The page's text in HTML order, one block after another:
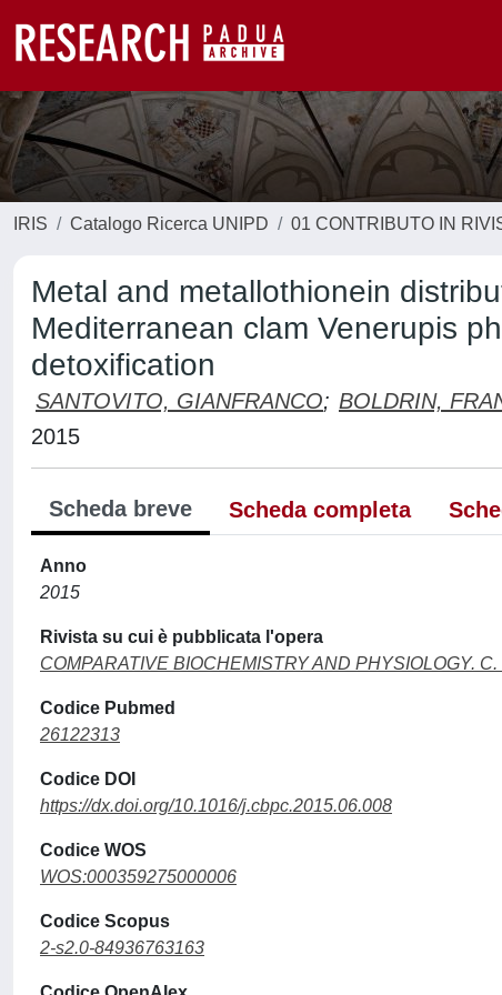
IRIS Catalogo Ricerca UNIPD 01 CONTRIBUTO IN
Metal and metallothionein
Mediterranean clam Venerupis
detoxification
SANTOVITO, GIANFRANCO; BOLDRIN,
2015
Scheda breve Scheda completa
Anno
2015
Rivista su cui è pubblicata l'opera
COMPARATIVE BIOCHEMISTRY AND PHYSIOLOGY.
Codice Pubmed
26122313
Codice DOI
https://dx.doi.org/10.1016/j.cbpc.2015.06.008
Codice WOS
WOS:000359275000006
Codice Scopus
2-s2.0-84936763163